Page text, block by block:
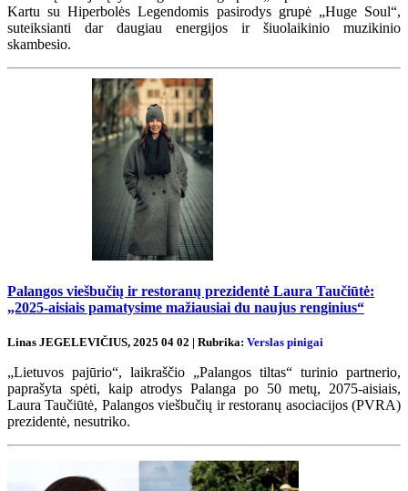
Kartu su Hiperbolės Legendomis pasirodys grupė „Huge Soul“,
suteiksianti dar daugiau energijos ir šiuolaikinio muzikinio
skambesio.
Palangos viešbučių ir restoranų prezidentė Laura Taučiūtė:
„2025-aisiais pamatysime mažiausiai du naujus renginius“
Linas JEGELEVIČIUS, 2025 04 02 | Rubrika: Verslas pinigai
„Lietuvos pajūrio“, laikraščio „Palangos tiltas“ turinio partnerio,
paprašyta spėti, kaip atrodys Palanga po 50 metų, 2075-aisiais,
Laura Taučiūtė, Palangos viešbučių ir restoranų asociacijos (PVRA)
prezidentė, nesutriko.